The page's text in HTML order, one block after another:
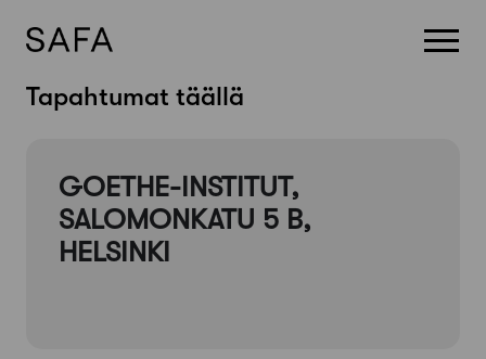
SkipTapahtumat täällä
GOETHE-INSTITUT,
SALOMONKATU 5 B,
HELSINKI